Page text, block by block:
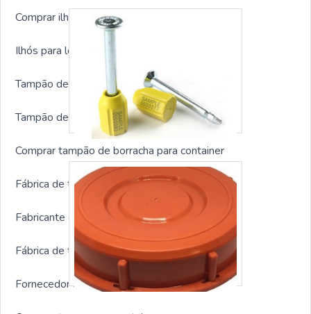
Comprar ilhós para lona para container
Ilhós para lona para container preço
Tampão de borracha para container sp
Tampão de borracha para container preço
Comprar tampão de borracha para container
Fábrica de tampão de borracha para container
Fabricante de travas para container
Fábrica de travas para container
Fornecedor de travas para container